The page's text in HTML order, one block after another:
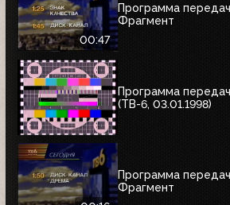
00:47
Программа передач
Фрагмент
Программа
(ТВ-6, 03.01.1998)
Программа передач
Фрагмент